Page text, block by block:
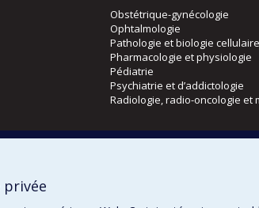
Obstétrique-gynécologie
Ophtalmologie
Pathologie et biologie cellulaire
Pharmacologie et physiologie
Pédiatrie
Psychiatrie et d’addictologie
Radiologie, radio-oncologie et
privée